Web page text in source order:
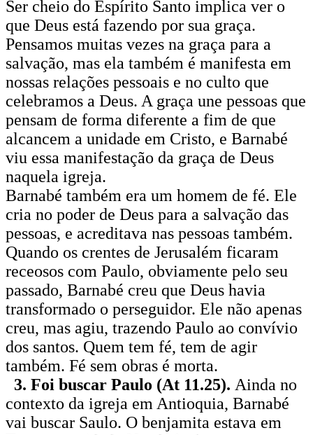
Ser cheio do Espírito Santo implica ver o
que Deus está fazendo por sua graça.
Pensamos muitas vezes na graça para a
salvação, mas ela também é manifesta em
nossas relações pessoais e no culto que
celebramos a Deus. A graça une pessoas que
pensam de forma diferente a fim de que
alcancem a unidade em Cristo, e Barnabé
viu essa manifestação da graça de Deus
naquela igreja.
Barnabé também era um homem de fé. Ele
cria no poder de Deus para a salvação das
pessoas, e acreditava nas pessoas também.
Quando os crentes de Jerusalém ficaram
receosos com Paulo, obviamente pelo seu
passado, Barnabé creu que Deus havia
transformado o perseguidor. Ele não apenas
creu, mas agiu, trazendo Paulo ao convívio
dos santos. Quem tem fé, tem de agir
também. Fé sem obras é morta.
3. Foi buscar Paulo (At 11.25). Ainda no
contexto da igreja em Antioquia, Barnabé
vai buscar Saulo. O benjamita estava em